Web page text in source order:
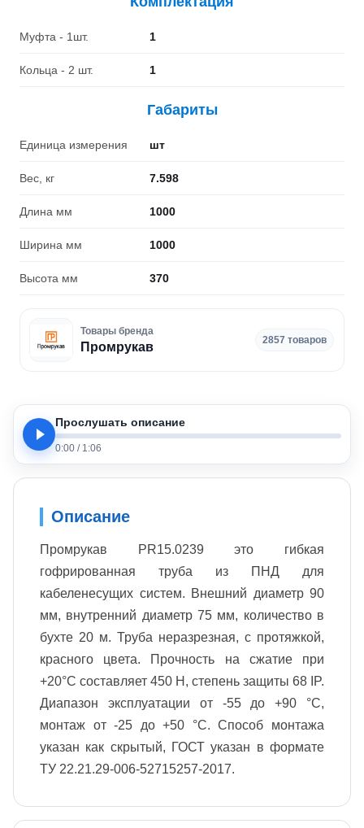
Муфта - 1шт. 1
Кольца - 2 шт. 1
Габариты
Единица измерения шт
Вес, кг 7.598
Длина мм 1000
Ширина мм 1000
Высота мм 370
Товары бренда
Промрукав
2857 товаров
Прослушать описание
0:00 / 1:06
Описание
Промрукав PR15.0239 это гибкая
гофрированная труба из ПНД для
кабеленесущих систем. Внешний диаметр 90
мм, внутренний диаметр 75 мм, количество в
бухте 20 м. Труба неразрезная, с протяжкой,
красного цвета. Прочность на сжатие при
+20°C составляет 450 Н, степень защиты 68 IP.
Диапазон эксплуатации от -55 до +90 °С,
монтаж от -25 до +50 °С. Способ монтажа
указан как скрытый, ГОСТ указан в формате
ТУ 22.21.29-006-52715257-2017.